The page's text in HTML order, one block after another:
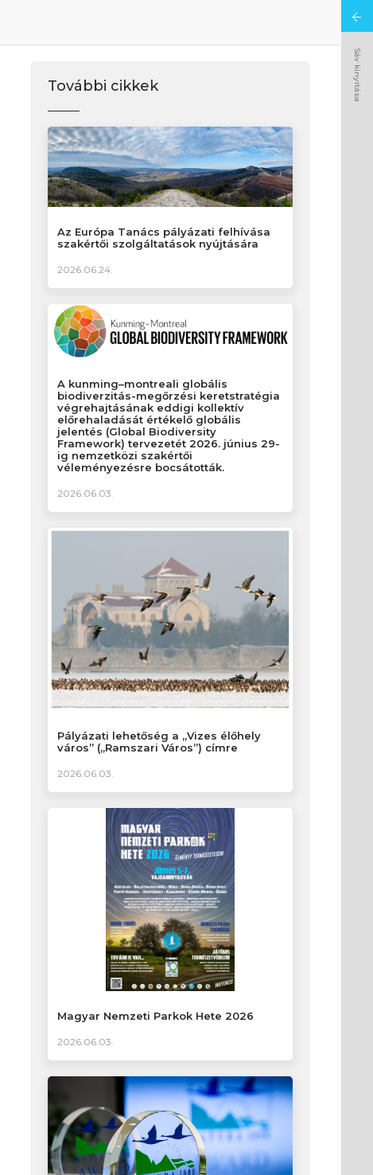
További cikkek
Az Európa Tanács pályázati felhívása
szakértői szolgáltatások nyújtására
2026.06.24.
A kunming–montreali globális
biodiverzitás-megőrzési keretstratégia
végrehajtásának eddigi kollektív
előrehaladását értékelő globális
jelentés (Global Biodiversity
Framework) tervezetét 2026. június 29-
ig nemzetközi szakértői
véleményezésre bocsátották.
2026.06.03.
Pályázati lehetőség a „Vizes élőhely
város” („Ramszari Város”) címre
2026.06.03.
Magyar Nemzeti Parkok Hete 2026
2026.06.03.
Sáv kinyitása